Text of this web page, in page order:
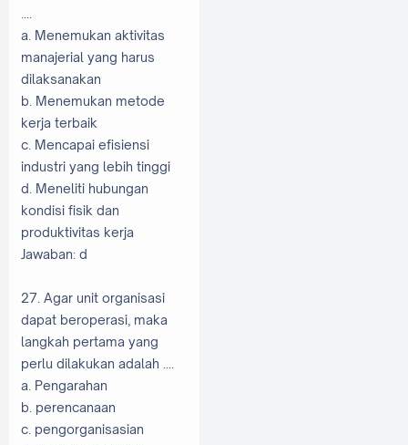
a. Menemukan aktivitas
manajerial yang harus
dilaksanakan
b. Menemukan metode
kerja terbaik
c. Mencapai efisiensi
industri yang lebih tinggi
d. Meneliti hubungan
kondisi fisik dan
produktivitas kerja
Jawaban: d
27. Agar unit organisasi
dapat beroperasi, maka
langkah pertama yang
perlu dilakukan adalah ....
a. Pengarahan
b. perencanaan
c. pengorganisasian